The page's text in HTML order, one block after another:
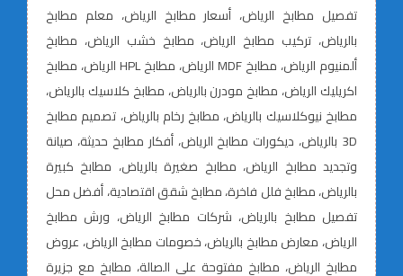
تفصيل مطابخ الرياض، أسعار مطابخ الرياض، معلم مطابخ
بالرياض، تركيب مطابخ الرياض، مطابخ خشب الرياض، مطابخ
ألمنيوم الرياض، مطابخ MDF الرياض، مطابخ HPL الرياض، مطابخ
اكريليك الرياض، مطابخ مودرن بالرياض، مطابخ كلاسيك بالرياض،
مطابخ نيوكلاسيك بالرياض، مطابخ رخام بالرياض، تصميم مطابخ
3D بالرياض، ديكورات مطابخ الرياض، أفكار مطابخ حديثة، صيانة
وتجديد مطابخ الرياض، مطابخ صغيرة بالرياض، مطابخ كبيرة
بالرياض، مطابخ فلل فاخرة، مطابخ شقق اقتصادية، أفضل محل
تفصيل مطابخ بالرياض، شركات مطابخ الرياض، ورش مطابخ
الرياض، معارض مطابخ بالرياض، خصومات مطابخ الرياض، عروض
مطابخ الرياض، مطابخ مفتوحة على الصالة، مطابخ مع جزيرة